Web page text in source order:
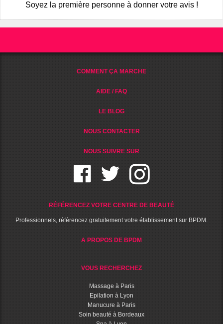
Soyez la première personne à donner votre avis !
COMMENT ÇA MARCHE
AIDE / FAQ
LE BLOG
NOUS CONTACTER
NOUS SUIVRE SUR
RÉFÉRENCEZ VOTRE CENTRE DE BEAUTÉ
Professionnels, référencez gratuitement votre établissement sur BPDM.
A PROPOS DE BPDM
VOUS RECHERCHEZ
Massage à Paris
Epilation à Lyon
Manucure à Paris
Soin beauté à Bordeaux